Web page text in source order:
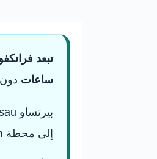
تبعد
ساعات
إلى محطة